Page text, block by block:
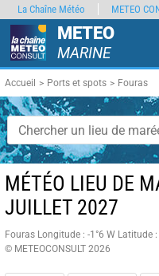
METEO
MARINE
Accueil Ports et spots Fouras
MÉTÉO LIEU DE
JUILLET 2027
Fouras Longitude : -1°6 W Latitude :
© METEOCONSULT 2026
La Chaîne Météo METEO